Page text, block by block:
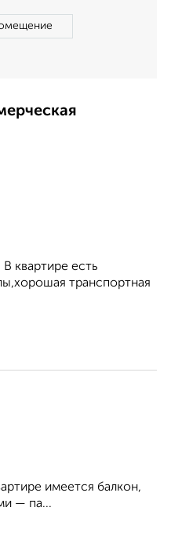
квартире есть
транспортная
имeетcя бaлкон,
— па...